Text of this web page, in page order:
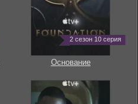
2 сезон 10 серия
Основание